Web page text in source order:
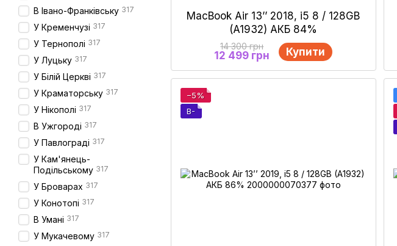
MacBook Air 13’’ 2018, i5 8 / 128GB
(A1932) АКБ 84%
14 300 грн
12 499 грн Купити
−5%
B-
В Івано-Франківську 317
У Кременчузі 317
У Тернополі 317
У Луцьку 317
У Білій Церкві 317
У Краматорську 317
У Нікополі 317
В Ужгороді 317
У Павлограді 317
У Кам'янець-
Подільському 317
У Броварах 317
У Конотопі 317
В Умані 317
У Мукачевому 317